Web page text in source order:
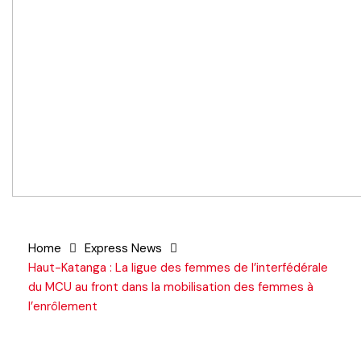
Home
Express News
Haut-Katanga : La ligue des femmes de l’interfédérale
du MCU au front dans la mobilisation des femmes à
l’enrôlement